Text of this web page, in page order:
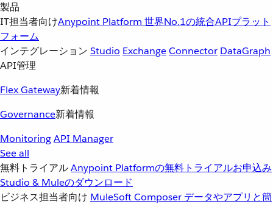
製品
IT担当者向けAnypoint Platform 世界No.1の統合APIプラット
フォーム
インテグレーション Studio ExchangeConnector DataGraph
API管理
Flex Gateway新着情報
Governance新着情報
MonitoringAPI Manager
See all
無料トライアルAnypoint Platformの無料トライアルお申込み
Studio & Muleのダウンロード
ビジネス担当者向け MuleSoft Composer データやアプリと簡